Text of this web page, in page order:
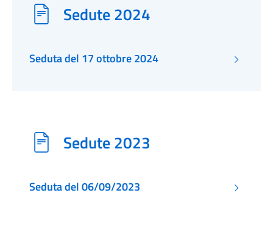
Sedute 2024
Seduta del 17 ottobre 2024
Sedute 2023
Seduta del 06/09/2023